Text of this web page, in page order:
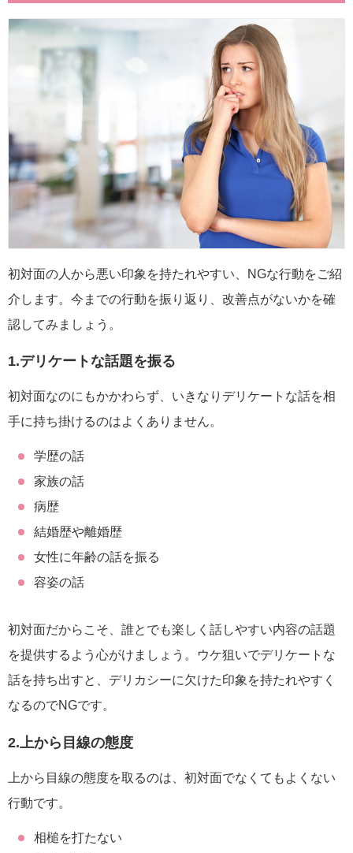
初対面の人から悪い印象を持たれやすい、NGな行動をご紹
介します。今までの行動を振り返り、改善点がないかを確
認してみましょう。
1.デリケートな話題を振る
初対面なのにもかかわらず、いきなりデリケートな話を相
手に持ち掛けるのはよくありません。
学歴の話
家族の話
病歴
結婚歴や離婚歴
女性に年齢の話を振る
容姿の話
初対面だからこそ、誰とでも楽しく話しやすい内容の話題
を提供するよう心がけましょう。ウケ狙いでデリケートな
話を持ち出すと、デリカシーに欠けた印象を持たれやすく
なるのでNGです。
2.上から目線の態度
上から目線の態度を取るのは、初対面でなくてもよくない
行動です。
相槌を打たない